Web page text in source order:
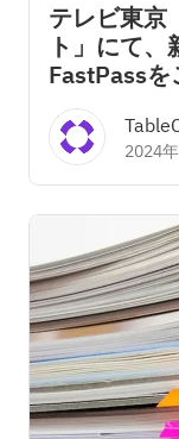
テレビ東京
ト」にて
FastPassを
2024